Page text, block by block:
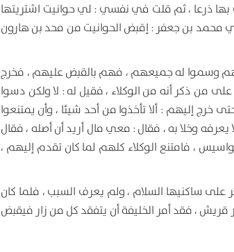
ذرعا ، ثم قلت في نفسي : لي حوانيت اشتريتها
إلي محمد بن جعفر : إقبض الحوانيت من محد بن هارون
وسموا له جميعهم ، فهم بالقبض عليهم ، فخرج
من ذكر أنه من الوكلاء ، فقيل له : لا ولكن دسوا
إليهم : ألا تأخذوا من أحد شيئا ، وأن يمتنعوا
وخلا به ، فقال : معي مال أريد أن أصله ، فقال
، فامتنع الوكلاء كلهم لما كان تقدم إليهم ،
ساكنيها السلام ، ولم يعرف السبب ، فلما كان
قريش ، فقد أمر الخليفة أن يتفقد كل من زار فيقبض